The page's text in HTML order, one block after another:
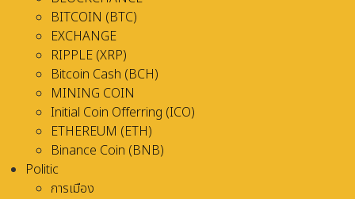
BITCOIN (BTC)
EXCHANGE
RIPPLE (XRP)
Bitcoin Cash (BCH)
MINING COIN
Initial Coin Offerring (ICO)
ETHEREUM (ETH)
Binance Coin (BNB)
Politic
การเมือง